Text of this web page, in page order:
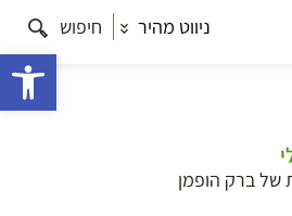
ניווט מהיר חיפוש
של ברק הופמן